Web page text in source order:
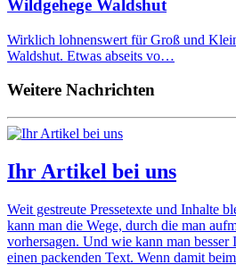
Wildgehege Waldshut
Wirklich lohnenswert für Groß und
Waldshut. Etwas abseits vo…
Weitere Nachrichten
Ihr Artikel bei uns
Weit gestreute Pressetexte und Inhalte
kann man die Wege, durch die man
vorhersagen. Und wie kann man besser
einen packenden Text. Wenn damit